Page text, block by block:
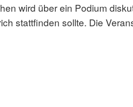
wird über ein Podium
stattfinden sollte. Die